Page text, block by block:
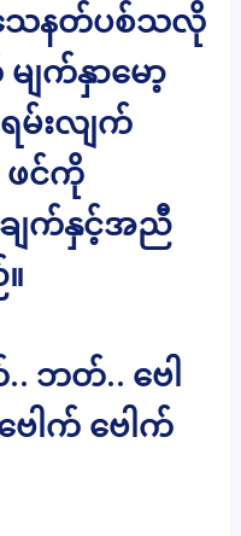
ေနတ်ပစ်သလို
ျက်နှာမော့
ရမ်းလျက်
ဖင်ကို
ချက်နှင့်အညီ
ဘတ်.. ဗေါ
ေါက် ဗေါက်